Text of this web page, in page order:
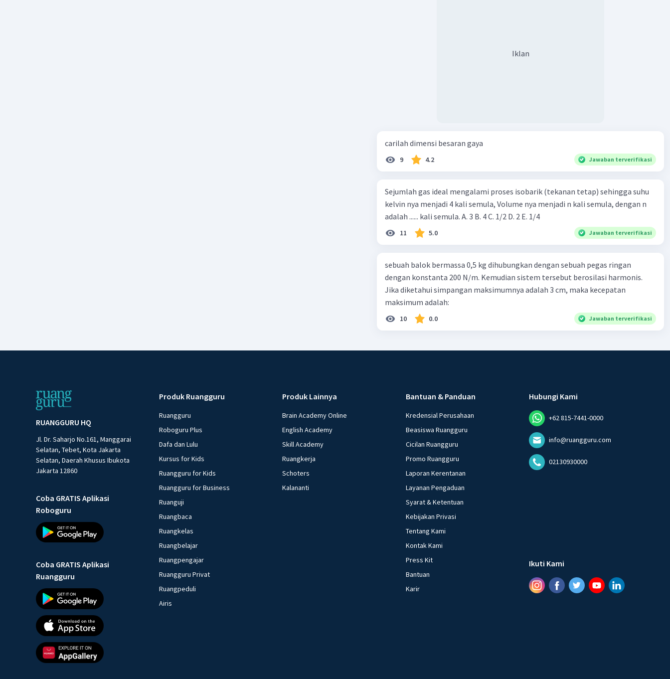
Iklan
carilah dimensi besaran gaya
9 4.2 Jawaban terverifikasi
Sejumlah gas ideal mengalami proses isobarik (tekanan tetap) sehingga suhu
kelvin nya menjadi 4 kali semula, Volume nya menjadi n kali semula, dengan n
adalah ...... kali semula. A. 3 B. 4 C. 1/2 D. 2 E. 1/4
11 5.0 Jawaban terverifikasi
sebuah balok bermassa 0,5 kg dihubungkan dengan sebuah pegas ringan
dengan konstanta 200 N/m. Kemudian sistem tersebut berosilasi harmonis.
Jika diketahui simpangan maksimumnya adalah 3 cm, maka kecepatan
maksimum adalah:
10 0.0 Jawaban terverifikasi
RUANGGURU HQ
Jl. Dr. Saharjo No.161, Manggarai
Selatan, Tebet, Kota Jakarta
Selatan, Daerah Khusus Ibukota
Jakarta 12860
Coba GRATIS Aplikasi
Roboguru
Coba GRATIS Aplikasi
Ruangguru
Produk Ruangguru
Ruangguru
Roboguru Plus
Dafa dan Lulu
Kursus for Kids
Ruangguru for Kids
Ruangguru for Business
Ruanguji
Ruangbaca
Ruangkelas
Ruangbelajar
Ruangpengajar
Ruangguru Privat
Ruangpeduli
Airis
Produk Lainnya
Brain Academy Online
English Academy
Skill Academy
Ruangkerja
Schoters
Kalananti
Bantuan & Panduan
Kredensial Perusahaan
Beasiswa Ruangguru
Cicilan Ruangguru
Promo Ruangguru
Laporan Kerentanan
Layanan Pengaduan
Syarat & Ketentuan
Kebijakan Privasi
Tentang Kami
Kontak Kami
Press Kit
Bantuan
Karir
Hubungi Kami
+62 815-7441-0000
info@ruangguru.com
02130930000
Ikuti Kami